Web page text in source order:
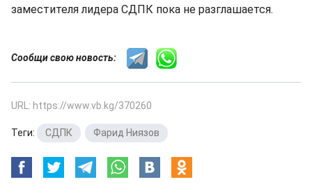
заместителя лидера СДПК пока не разглашается.
Сообщи свою новость:
URL: https://www.vb.kg/370260
Теги: СДПК Фарид Ниязов